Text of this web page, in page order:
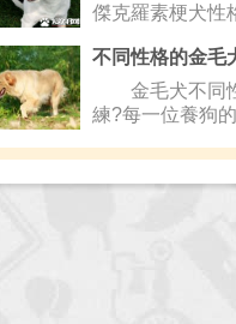
傑克羅素梗犬性
不同性格的金毛
金毛犬不同性
練?每一位養狗